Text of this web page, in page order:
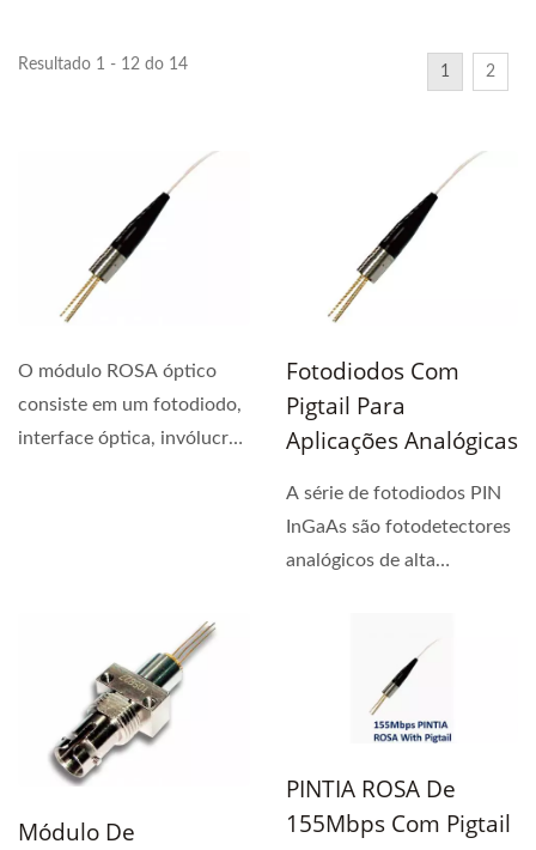
Resultado 1 - 12 do 14 1 2
O módulo ROSA óptico
consiste em um fotodiodo,
interface óptica, invólucro
Fotodiodos Com
Pigtail Para
Aplicações Analógicas
A série de fotodiodos PIN
InGaAs são fotodetectores
analógicos de alta
Módulo De
PINTIA ROSA De
155Mbps Com Pigtail